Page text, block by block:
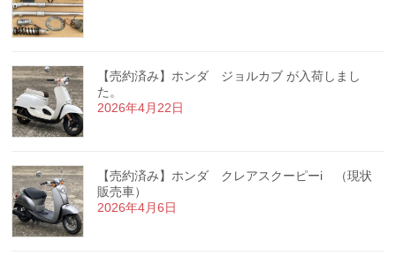
【売約済み】ホンダ ジョルカブ が入荷しまし
た。
2026年4月22日
【売約済み】ホンダ クレアスクーピーi （現状
販売車）
2026年4月6日